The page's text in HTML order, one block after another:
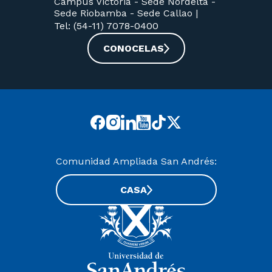
Sede Riobamba - Sede Callao |
Tel: (54-11) 7078-0400
CONOCELAS
Comunidad Ampliada San Andrés:
CASA